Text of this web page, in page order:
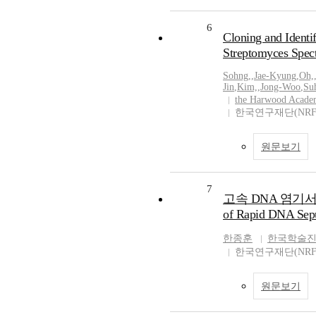
6
Cloning and
Streptomyces
Sohng,,Jae-Kyung,Oh,,
Jin,Kim,,Jong-Woo,
the Harwood
한국연구재단
원문보기
7
고속 DNA 염기
of Rapid DNA
한종훈
한국학술
한국연구재단
원문보기